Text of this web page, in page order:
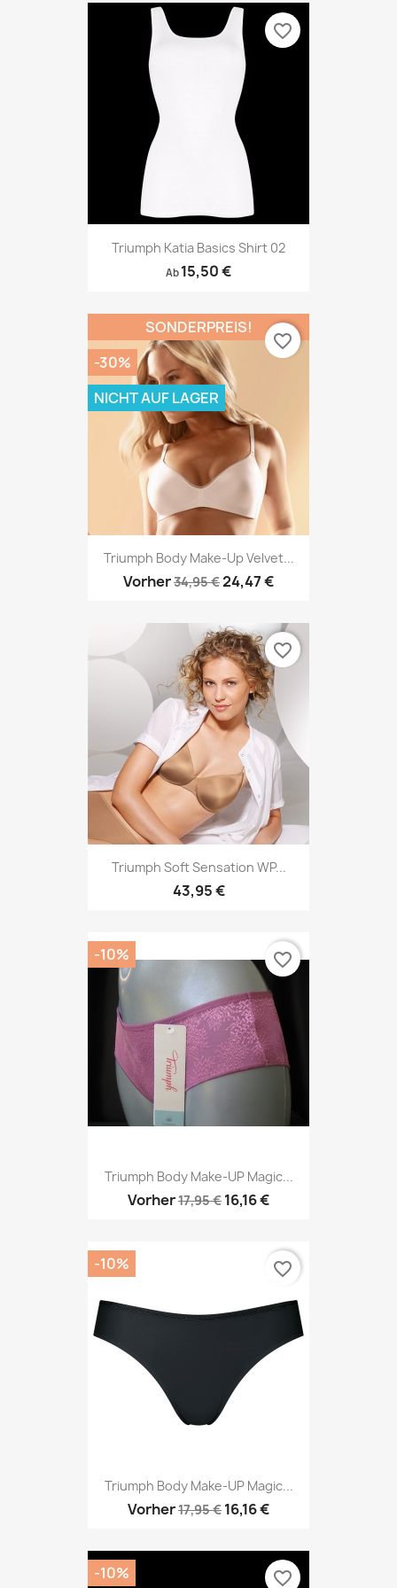
Triumph Katia Basics Shirt 02
Ab 15,50 €
favorite_border
Triumph Body Make-Up Velvet...
Vorher34,95 €24,47 €
SONDERPREIS!
-30%
NICHT AUF LAGER
favorite_border
Triumph Soft Sensation WP...
43,95 €
favorite_border
Triumph Body Make-UP Magic...
Vorher17,95 € 16,16 €
-10% favorite_border
Triumph Body Make-UP Magic...
Vorher17,95 € 16,16 €
-10% favorite_border
-10% favorite_border